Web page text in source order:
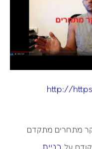
http://
מתחרים מתקדם
על בניית